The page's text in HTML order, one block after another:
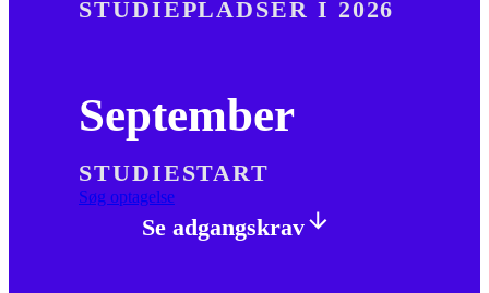
STUDIEPLADSER I 2026
September
STUDIESTART
Søg optagelse
Se adgangskrav